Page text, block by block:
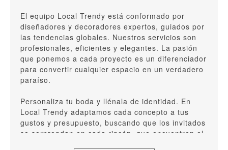
El equipo Local Trendy está conformado por
diseñadores y decoradores expertos, guiados por
las tendencias globales. Nuestros servicios son
profesionales, eficientes y elegantes. La pasión
que ponemos a cada proyecto es un diferenciador
para convertir cualquier espacio en un verdadero
paraíso.
Personaliza tu boda y llénala de identidad. En
Local Trendy adaptamos cada concepto a tus
gustos y presupuesto, buscando que los invitados
se sorprendan en cada rincón, que encuentren el